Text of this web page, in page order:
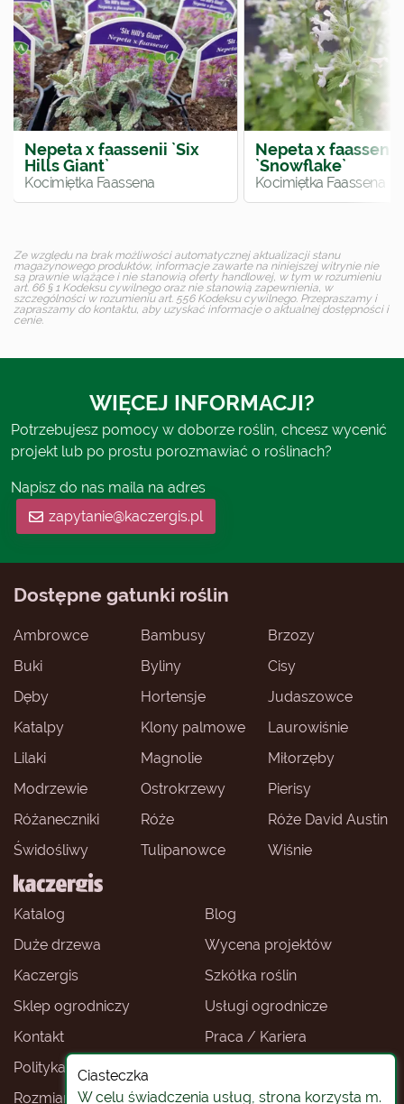
Ciasteczka
W celu świadczenia usług, strona korzysta m.
Nepeta x faassenii `Six
Hills Giant`
Kocimiętka Faassena
Nepeta x faassenii
`Snowflake`
Kocimiętka Faassena
Ze względu na brak możliwości automatycznej aktualizacji stanu
magazynowego produktów, informacje zawarte na niniejszej witrynie nie
są prawnie wiążące i nie stanowią oferty handlowej, w tym w rozumieniu
art. 66 § 1 Kodeksu cywilnego oraz nie stanowią zapewnienia, w
szczególności w rozumieniu art. 556 Kodeksu cywilnego. Przepraszamy i
zapraszamy do kontaktu, aby uzyskać informacje o aktualnej dostępności i
cenie.
WIĘCEJ INFORMACJI?
Potrzebujesz pomocy w doborze roślin, chcesz wycenić
projekt lub po prostu porozmawiać o roślinach?
Napisz do nas maila na adres
zapytanie@kaczergis.pl
Katalog
Blog
Duże drzewa
Wycena projektów
Kaczergis
Szkółka roślin
Sklep ogrodniczy
Usługi ogrodnicze
Kontakt
Praca / Kariera
Polityka prywatności
Rozmiary roślin
Sklep ogrodniczy -
Dostępne gatunki roślin
Ambrowce Bambusy
Brzozy
Buki
Byliny
Cisy
Dęby
Hortensje
Judaszowce
Katalpy
Klony palmowe
Laurowiśnie
Lilaki
Magnolie
Miłorzęby
Modrzewie
Ostrokrzewy
Pierisy
Różaneczniki
Róże
Róże David Austin
Świdośliwy
Tulipanowce Wiśnie